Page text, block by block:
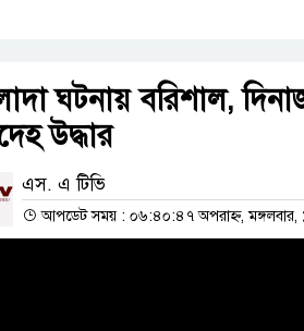
ঘটনায় বরিশাল,
উদ্ধার
এস. এ টিভি
আপডেট সময় : ০৬:৪০:৪৭ অপরাহ্ন, মঙ্গলবার,